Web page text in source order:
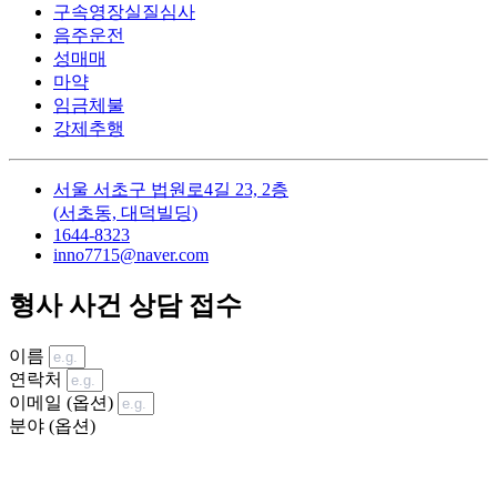
구속영장실질심사
음주운전
성매매
마약
임금체불
강제추행
서울 서초구 법원로4길 23, 2층
(서초동, 대덕빌딩)
1644-8323
inno7715@naver.com
형사 사건 상담 접수
이름
연락처
이메일 (옵션)
분야 (옵션)